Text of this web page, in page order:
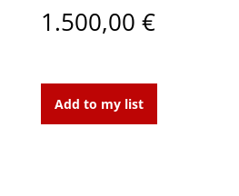
1.500,00 €
Beach
quantity
Add to my list